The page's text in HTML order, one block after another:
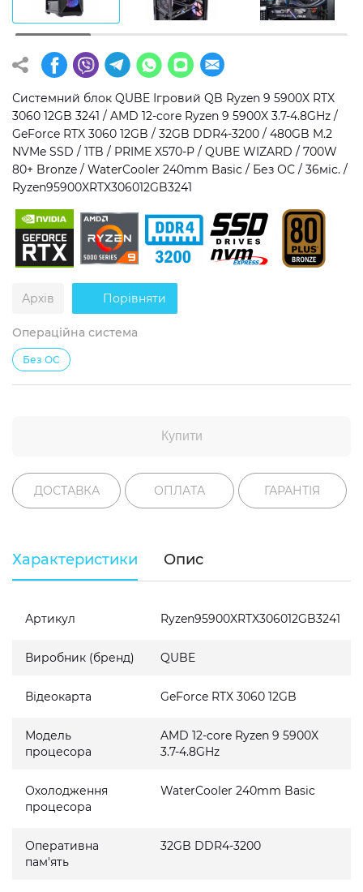
Операційна система
Windows 11 Home
Windows 11 Pro
Без ОС
Тип накопичувача
SSD
HDD
SSD + HDD
Додатково
RGB-підсвічування
Розблокований множник CPU
Надшвидкий M.2 SSD NVME
Системний блок QUBE Ігровий QB Ryzen 9 5900X RTX
3060 12GB 3241 / AMD 12-core Ryzen 9 5900X 3.7-4.8GHz /
GeForce RTX 3060 12GB / 32GB DDR4-3200 / 480GB M.2
NVMe SSD / 1TB / PRIME X570-P / QUBE WIZARD / 700W
80+ Bronze / WaterCooler 240mm Basic / Без ОС / 36міс. /
Ryzen95900XRTX306012GB3241
Архів Порівняти
Операційна система
Без ОС
Купити
ДОСТАВКА ОПЛАТА ГАРАНТІЯ
Характеристики Опис
Артикул Ryzen95900XRTX306012GB3241
Виробник (бренд) QUBE
Відеокарта GeForce RTX 3060 12GB
Модель
процесора
AMD 12-core Ryzen 9 5900X
3.7-4.8GHz
Охолодження
процесора
WaterCooler 240mm Basic
Оперативна
пам'ять
32GB DDR4-3200